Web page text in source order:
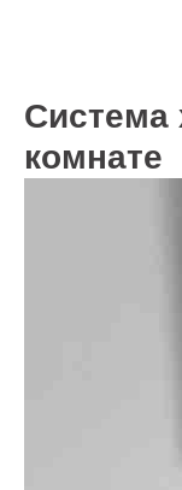
Система
комнате